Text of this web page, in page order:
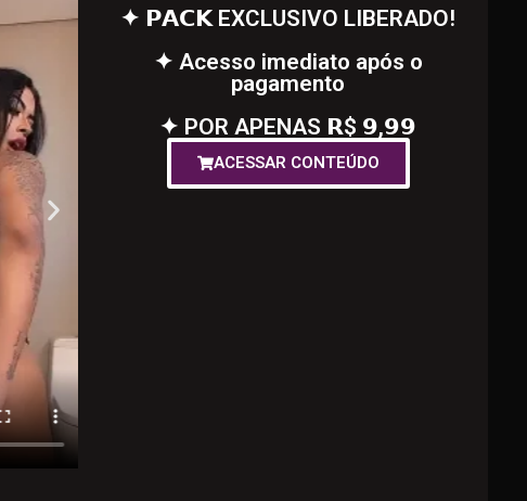
✦ 𝗣𝗔𝗖𝗞 EXCLUSIVO LIBERADO!
✦ Acesso imediato após o
pagamento
✦ POR APENAS 𝗥$ 𝟵,𝟵𝟵
ACESSAR CONTEÚDO